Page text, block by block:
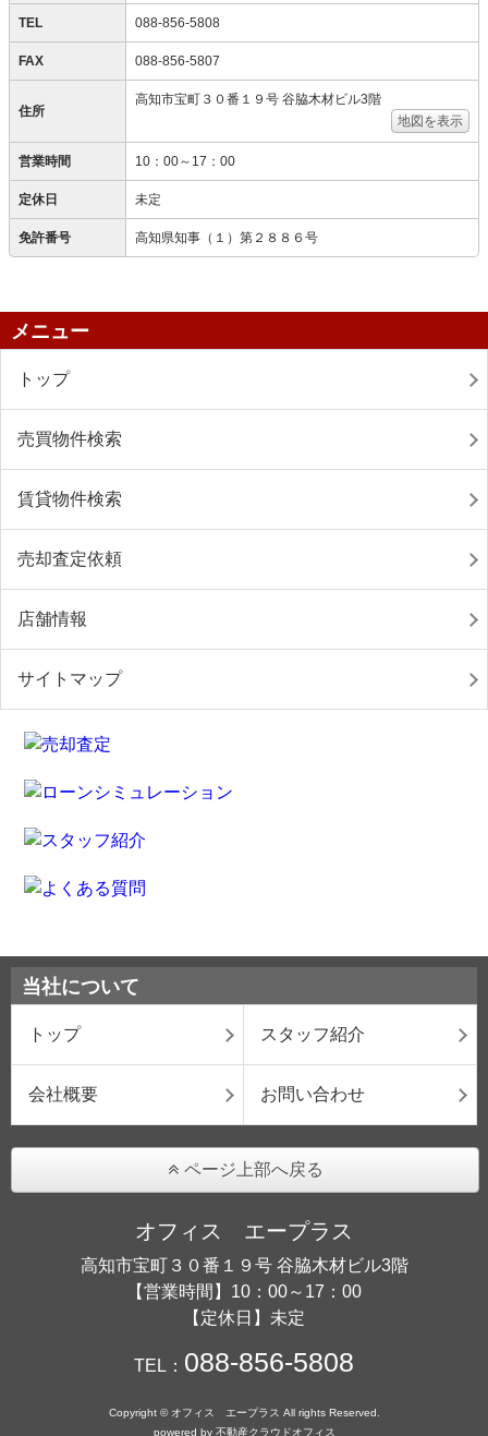
TEL 088-856-5808
FAX 088-856-5807
住所
高知市宝町３０番１９号 谷脇木材ビル3階
地図を表示
営業時間 10：00～17：00
定休日 未定
免許番号 高知県知事（１）第２８８６号
メニュー
トップ
売買物件検索
賃貸物件検索
売却査定依頼
店舗情報
サイトマップ
当社について
トップ スタッフ紹介
会社概要 お問い合わせ
ページ上部へ戻る
オフィス エープラス
高知市宝町３０番１９号 谷脇木材ビル3階
【営業時間】10：00～17：00
【定休日】未定
TEL： 088-856-5808
Copyright © オフィス エープラス All rights Reserved.
powered by 不動産クラウドオフィス